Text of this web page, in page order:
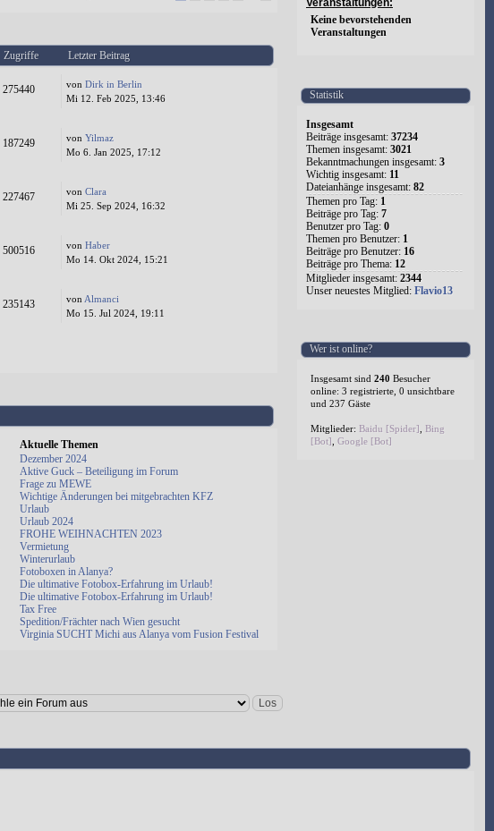
Zugriffe Letzter Beitrag
275440 von Dirk in Berlin
Mi 12. Feb 2025, 13:46
187249 von Yilmaz
Mo 6. Jan 2025, 17:12
227467 von Clara
Mi 25. Sep 2024, 16:32
500516 von Haber
Mo 14. Okt 2024, 15:21
235143 von Almanci
Mo 15. Jul 2024, 19:11
Aktuelle Themen
Dezember 2024
Aktive Guck – Beteiligung im Forum
Frage zu MEWE
Wichtige Änderungen bei mitgebrachten KFZ
Urlaub
Urlaub 2024
FROHE WEIHNACHTEN 2023
Vermietung
Winterurlaub
Fotoboxen in Alanya?
Die ultimative Fotobox-Erfahrung im Urlaub!
Die ultimative Fotobox-Erfahrung im Urlaub!
Tax Free
Spedition/Frächter nach Wien gesucht
Virginia SUCHT Michi aus Alanya vom Fusion Festival
Keine bevorstehenden
Veranstaltungen
Statistik
Insgesamt
Beiträge insgesamt: 37234
Themen insgesamt: 3021
Bekanntmachungen insgesamt: 3
Wichtig insgesamt: 11
Dateianhänge insgesamt: 82
Themen pro Tag: 1
Beiträge pro Tag: 7
Benutzer pro Tag: 0
Themen pro Benutzer: 1
Beiträge pro Benutzer: 16
Beiträge pro Thema: 12
Mitglieder insgesamt: 2344
Unser neuestes Mitglied: Flavio13
Wer ist online?
Insgesamt sind 240 Besucher
online: 3 registrierte, 0 unsichtbare
und 237 Gäste
Mitglieder: Baidu [Spider]
Bing
[Bot] Google [Bot]